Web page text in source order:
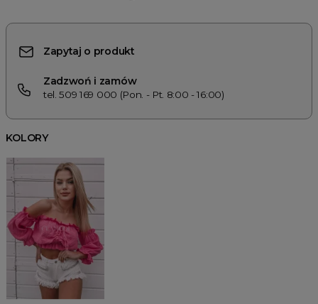
Zapytaj o produkt
Zadzwoń i zamów
tel. 509 169 000 (Pon. - Pt. 8:00 - 16:00)
KOLORY